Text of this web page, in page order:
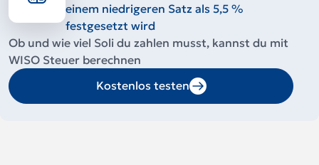
einem niedrigeren Satz als 5,5 %
festgesetzt wird
Ob und wie viel Soli du zahlen musst, kannst du mit
WISO Steuer berechnen
Kostenlos testen